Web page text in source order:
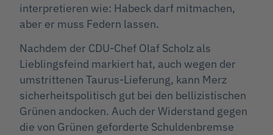
interpretieren wie: Habeck darf mitmachen,
aber er muss Federn lassen.
Nachdem der CDU-Chef Olaf Scholz als
Lieblingsfeind markiert hat, auch wegen der
umstrittenen Taurus-Lieferung, kann Merz
sicherheitspolitisch gut bei den bellizistischen
Grünen andocken. Auch der Widerstand gegen
die von Grünen geforderte Schuldenbremse